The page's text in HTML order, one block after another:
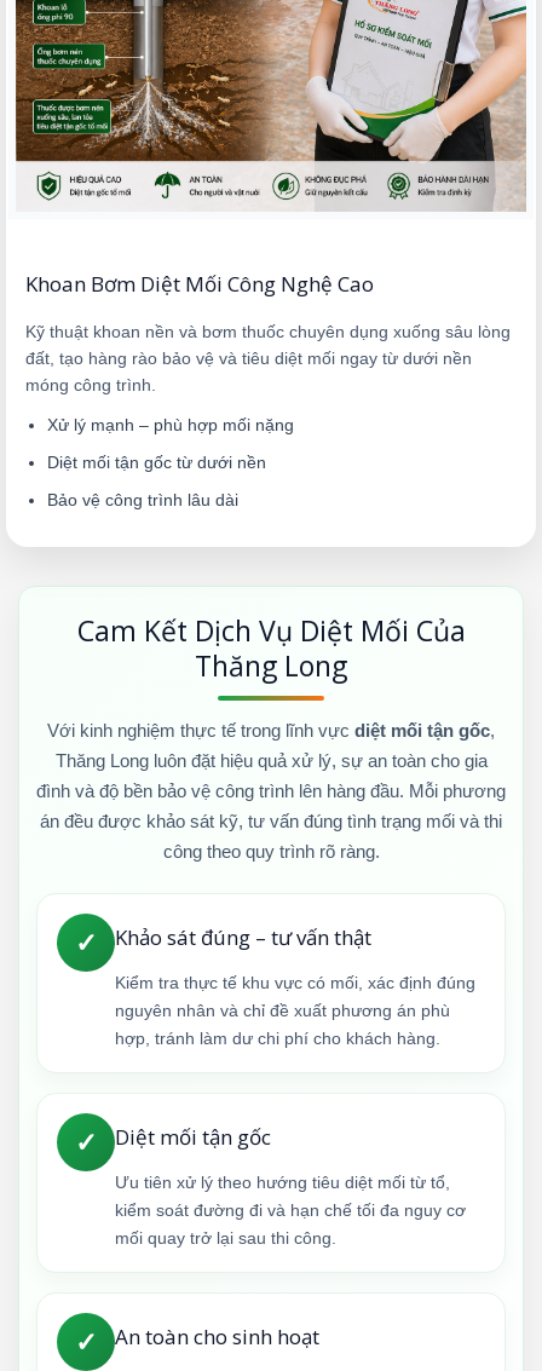
Khoan Bơm Diệt Mối Công Nghệ Cao
Kỹ thuật khoan nền và bơm thuốc chuyên dụng xuống sâu lòng
đất, tạo hàng rào bảo vệ và tiêu diệt mối ngay từ dưới nền
móng công trình.
Xử lý mạnh – phù hợp mối nặng
Diệt mối tận gốc từ dưới nền
Bảo vệ công trình lâu dài
Cam Kết Dịch Vụ Diệt Mối Của
Thăng Long
Với kinh nghiệm thực tế trong lĩnh vực diệt mối tận gốc,
Thăng Long luôn đặt hiệu quả xử lý, sự an toàn cho gia
đình và độ bền bảo vệ công trình lên hàng đầu. Mỗi phương
án đều được khảo sát kỹ, tư vấn đúng tình trạng mối và thi
công theo quy trình rõ ràng.
✓ Khảo sát đúng – tư vấn thật
Kiểm tra thực tế khu vực có mối, xác định đúng
nguyên nhân và chỉ đề xuất phương án phù
hợp, tránh làm dư chi phí cho khách hàng.
✓ Diệt mối tận gốc
Ưu tiên xử lý theo hướng tiêu diệt mối từ tổ,
kiểm soát đường đi và hạn chế tối đa nguy cơ
mối quay trở lại sau thi công.
✓ An toàn cho sinh hoạt